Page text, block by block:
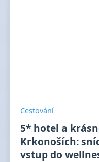
Cestování
5* hotel a
Krkonoších:
vstup do